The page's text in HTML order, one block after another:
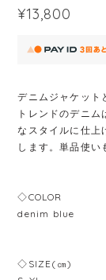
¥13,800
デニムジャケット
トレンドのデニ
なスタイルに仕上
します。単品使い
◇COLOR
denim blue
◇SIZE(㎝)